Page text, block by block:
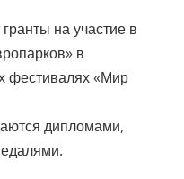
на участие в
в
фестивалях «Мир
дипломами,